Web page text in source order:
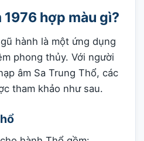
hợp màu gì?
hành là một ứng dụng
phong thủy. Với người
âm Sa Trung Thổ, các
tham khảo như sau.